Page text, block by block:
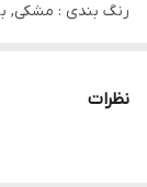
رنگ بندی : مشکی,
نظرات